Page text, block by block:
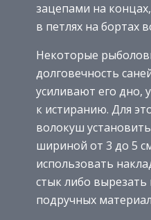
зацепами на
в петлях на бортах
Некоторые
долговечность
усиливают его дно,
к истиранию. Для
волокуш
шириной от 3 до 5
использовать
стык либо вырезать
подручных